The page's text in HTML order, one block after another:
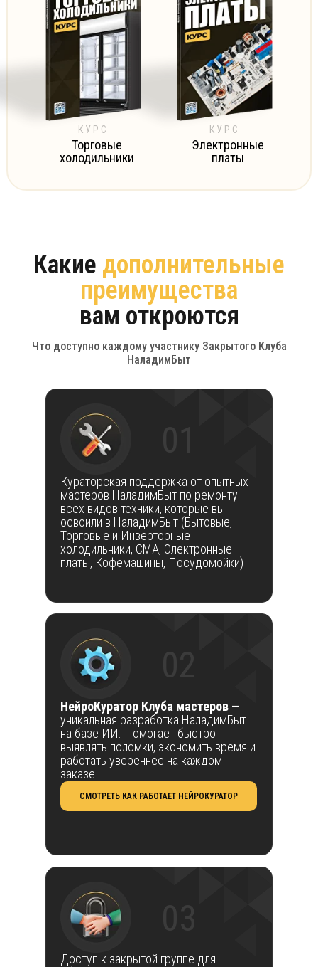
Электронные
платы
КУРС
Торговые
холодильники
КУРС
Какие дополнительные
преимущества
вам откроются
Что доступно каждому участнику Закрытого Клуба
НаладимБыт
Кураторская поддержка от опытных
мастеров НаладимБыт по ремонту
всех видов техники, которые вы
освоили в НаладимБыт (Бытовые,
Торговые и Инверторные
холодильники, СМА, Электронные
платы, Кофемашины, Посудомойки)
НейроКуратор Клуба мастеров —
уникальная разработка НаладимБыт
на базе ИИ. Помогает быстро
выявлять поломки, экономить время и
работать увереннее на каждом
заказе.
СМОТРЕТЬ КАК РАБОТАЕТ НЕЙРОКУРАТОР
Доступ к закрытой группе для